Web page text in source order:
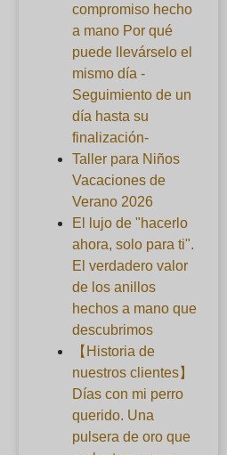
compromiso hecho
a mano Por qué
puede llevárselo el
mismo día -
Seguimiento de un
día hasta su
finalización-
Taller para Niños
Vacaciones de
Verano 2026
El lujo de "hacerlo
ahora, solo para ti".
El verdadero valor
de los anillos
hechos a mano que
descubrimos
【Historia de
nuestros clientes】
Días con mi perro
querido. Una
pulsera de oro que